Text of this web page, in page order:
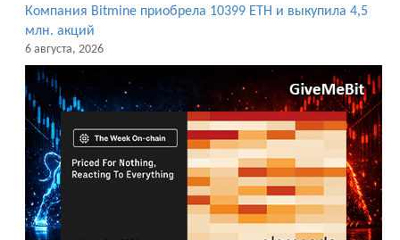
Компания Bitmine приобрела 10399 ETH и выкупила 4,5
млн. акций
6 августа, 2026